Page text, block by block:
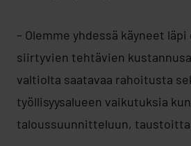
– Olemme yhdessä käyneet
siirtyvien tehtävien
valtiolta saatavaa rahoitusta
työllisyysalueen vaikutuksia
taloussuunnitteluun,